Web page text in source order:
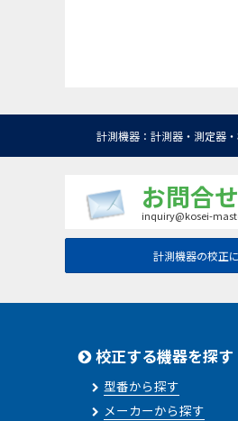
計測機器：計測器・測定器
お問合
inquiry@kosei-
計測機器の校正
校正する機器を探す
型番から探す
メーカーから探す